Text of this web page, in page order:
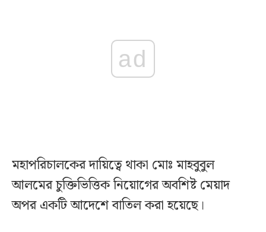
ad
মহাপরিচালকের দায়িত্বে থাকা মোঃ মাহবুবুল
আলমের চুক্তিভিত্তিক নিয়োগের অবশিষ্ট মেয়াদ
অপর একটি আদেশে বাতিল করা হয়েছে।